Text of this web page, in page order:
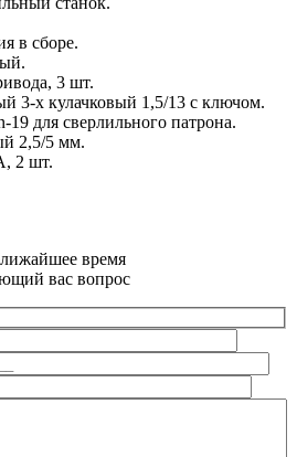
в сборе.
3 шт.
3-х кулачковый 1,5/13 с ключом.
19 для сверлильного патрона.
2,5/5 мм.
2 шт.
время
вас вопрос